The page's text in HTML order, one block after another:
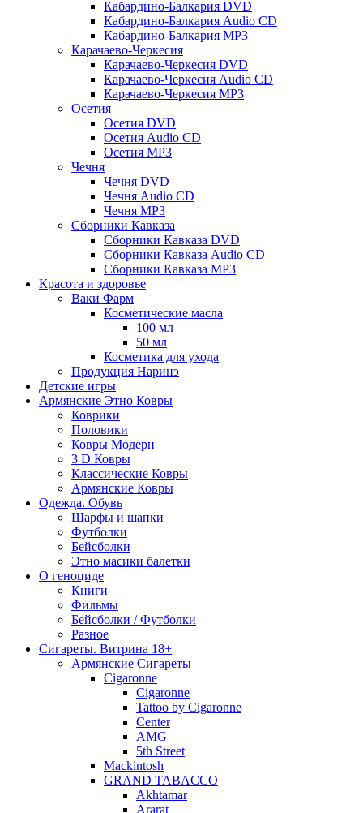
Кабардино-Балкария DVD
Кабардино-Балкария Audio CD
Кабардино-Балкария MP3
Карачаево-Черкесия
Карачаево-Черкесия DVD
Карачаево-Черкесия Audio CD
Карачаево-Черкесия MP3
Осетия
Осетия DVD
Осетия Audio CD
Осетия MP3
Чечня
Чечня DVD
Чечня Audio CD
Чечня MP3
Сборники Кавказа
Сборники Кавказа DVD
Сборники Кавказа Audio CD
Сборники Кавказа MP3
Красота и здоровье
Ваки Фарм
Косметические масла
100 мл
50 мл
Косметика для ухода
Продукция Наринэ
Детские игры
Армянские Этно Ковры
Коврики
Половики
Ковры Модерн
3 D Ковры
Классические Ковры
Армянские Ковры
Одежда. Обувь
Шарфы и шапки
Футболки
Бейсболки
Этно масики балетки
О геноциде
Книги
Фильмы
Бейсболки / Футболки
Разное
Сигареты. Витрина 18+
Армянские Сигареты
Cigaronne
Cigaronne
Tattoo by Cigaronne
Center
AMG
5th Street
Mackintosh
GRAND TABACCO
Akhtamar
Ararat